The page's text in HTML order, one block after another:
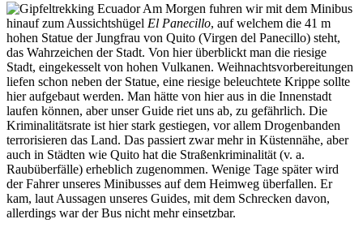
Am Morgen fuhren wir mit dem Minibus
hinauf zum Aussichtshügel El Panecillo, auf welchem die 41 m
hohen Statue der Jungfrau von Quito (Virgen del Panecillo) steht,
das Wahrzeichen der Stadt. Von hier überblickt man die riesige
Stadt, eingekesselt von hohen Vulkanen. Weihnachtsvorbereitungen
liefen schon neben der Statue, eine riesige beleuchtete Krippe sollte
hier aufgebaut werden. Man hätte von hier aus in die Innenstadt
laufen können, aber unser Guide riet uns ab, zu gefährlich. Die
Kriminalitätsrate ist hier stark gestiegen, vor allem Drogenbanden
terrorisieren das Land. Das passiert zwar mehr in Küstennähe, aber
auch in Städten wie Quito hat die Straßenkriminalität (v. a.
Raubüberfälle) erheblich zugenommen. Wenige Tage später wird
der Fahrer unseres Minibusses auf dem Heimweg überfallen. Er
kam, laut Aussagen unseres Guides, mit dem Schrecken davon,
allerdings war der Bus nicht mehr einsetzbar.